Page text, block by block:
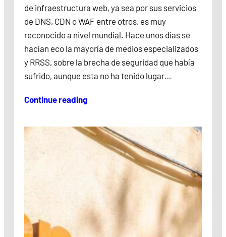
de infraestructura web, ya sea por sus servicios
de DNS, CDN o WAF entre otros, es muy
reconocido a nivel mundial. Hace unos días se
hacían eco la mayoría de medios especializados
y RRSS, sobre la brecha de seguridad que había
sufrido, aunque esta no ha tenido lugar…
Continue reading